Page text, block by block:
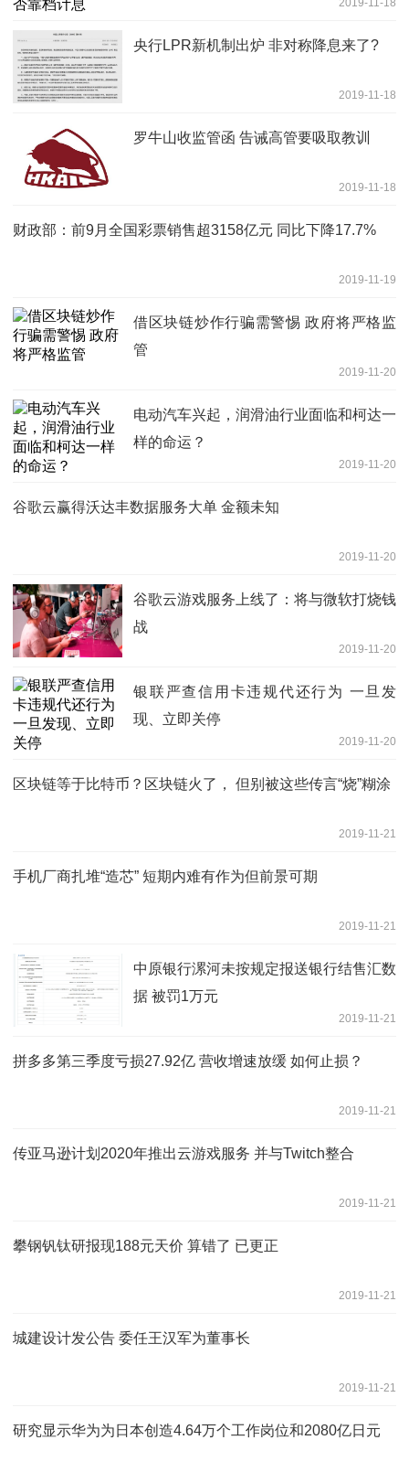
央行LPR新机制出炉 非对称降息来了?
2019-11-18
罗牛山收监管函 告诫高管要吸取教训
2019-11-18
财政部：前9月全国彩票销售超3158亿元 同比下降17.7%
2019-11-19
借区块链炒作行骗需警惕 政府将严格监
管
2019-11-20
电动汽车兴起，润滑油行业面临和柯达一
样的命运？
2019-11-20
谷歌云赢得沃达丰数据服务大单 金额未知
2019-11-20
谷歌云游戏服务上线了：将与微软打烧钱
战
2019-11-20
银联严查信用卡违规代还行为 一旦发
现、立即关停
2019-11-20
区块链等于比特币？区块链火了， 但别被这些传言“烧”糊涂
2019-11-21
手机厂商扎堆“造芯” 短期内难有作为但前景可期
2019-11-21
中原银行漯河未按规定报送银行结售汇数
据 被罚1万元
2019-11-21
拼多多第三季度亏损27.92亿 营收增速放缓 如何止损？
2019-11-21
传亚马逊计划2020年推出云游戏服务 并与Twitch整合
2019-11-21
攀钢钒钛研报现188元天价 算错了 已更正
2019-11-21
城建设计发公告 委任王汉军为董事长
2019-11-21
研究显示华为为日本创造4.64万个工作岗位和2080亿日元